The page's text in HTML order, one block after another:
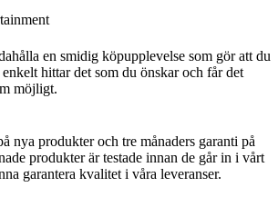
en smidig köpupplevelse som gör att du
hittar det som du önskar och får det
möjligt.
nya produkter och tre månaders garanti på
produkter är testade innan de går in i vårt
garantera kvalitet i våra leveranser.